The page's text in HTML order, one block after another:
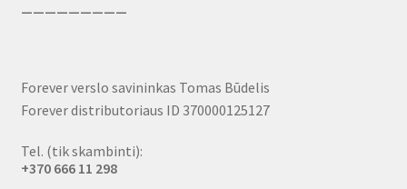
—————————
Forever verslo savininkas Tomas Būdelis
Forever distributoriaus ID 370000125127
Tel. (tik skambinti):
+370 666 11 298